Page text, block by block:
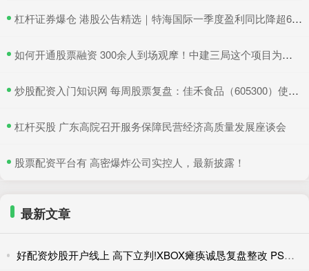
​杠杆证券爆仓 港股公告精选｜特海国际一季度盈利同比降超6成 三一国际首季营收超66亿元
​如何开通股票融资 300余人到场观摩！中建三局这个项目为安全生产示范
​炒股配资入门知识网 每周股票复盘：佳禾食品（605300）使用4.4亿闲置募资理财
​杠杆买股 广东高院召开服务保障民营经济高质量发展座谈会
​股票配资平台有 高密爆炸公司实控人，最新披露！
最新文章
好配资炒股开户线上 高下立判!XBOX瘫痪诚恳复盘整改 PSN宕机至今无回应